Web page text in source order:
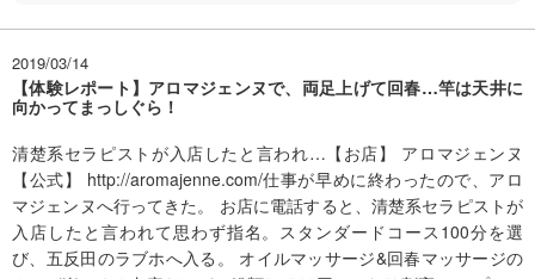
2019/03/14
【体験レポート】アロマジェンヌで、両足上げて回春…竿は天井に
向かってまっしぐら！
清楚系セラピストが入店したと言われ…【お店】 アロマジェンヌ
【公式】 http://aromajenne.com/仕事が早めに終わったので、アロ
マジェンヌへ行ってきた。 お店に電話すると、清楚系セラピストが
入店したと言われて思わず指名。スタンダードコース100分を選
び、五反田のラブホへ入る。 オイルマッサージ&回春マッサージの